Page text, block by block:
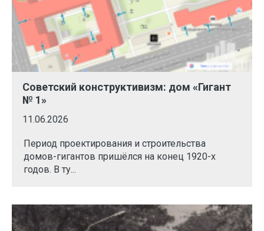
Советский конструктивизм: дом «Гигант
№ 1»
11.06.2026
Период проектирования и строительства
домов-гигантов пришёлся на конец 1920-х
годов. В ту...